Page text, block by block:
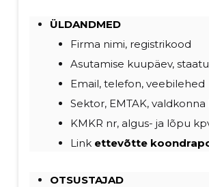
ÜLDANDMED
Firma nimi, registrikood
Asutamise kuupäev,
Email, telefon, veebilehed
Sektor, EMTAK,
KMKR nr, algus- ja lõpu
Link ettevõtte
OTSUSTAJAD